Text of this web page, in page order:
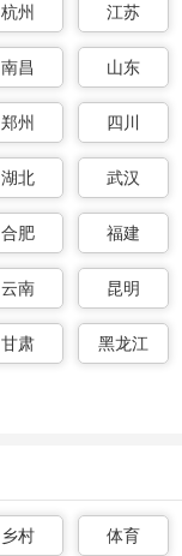
杭州 江苏
南昌 山东
郑州 四川
湖北 武汉
合肥 福建
云南 昆明
甘肃 黑龙江
乡村 体育